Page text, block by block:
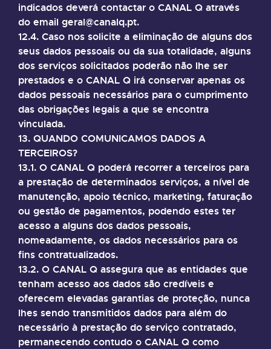
indicados deverá contactar o CANAL Q através
do email geral@canalq.pt.
12.4. Caso nos solicite a eliminação de alguns dos
seus dados pessoais ou da sua totalidade, alguns
dos serviços solicitados poderão não lhe ser
prestados e o CANAL Q irá conservar apenas os
dados pessoais necessários para o cumprimento
das obrigações legais a que se encontra
vinculada.
13. QUANDO COMUNICAMOS DADOS A
TERCEIROS?
13.1. O CANAL Q poderá recorrer a terceiros para
a prestação de determinados serviços, a nível de
manutenção, apoio técnico, marketing, faturação
ou gestão de pagamentos, podendo estes ter
acesso a alguns dos dados pessoais,
nomeadamente, os dados necessários para os
fins contratualizados.
13.2. O CANAL Q assegura que as entidades que
tenham acesso aos dados são credíveis e
oferecem elevadas garantias de proteção, nunca
lhes sendo transmitidos dados para além do
necessário à prestação do serviço contratado,
permanecendo contudo o CANAL Q como